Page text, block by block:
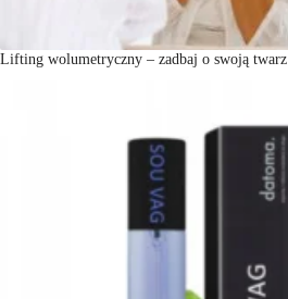
Lifting wolumetryczny – zadbaj o swoją twarz